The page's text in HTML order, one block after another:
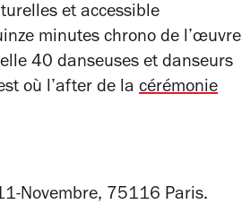
et accessible
minutes chrono de l’œuvre
40 danseuses et danseurs
où l’after de la cérémonie
Novembre, 75116 Paris.